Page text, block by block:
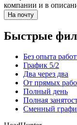
компании и в
На почту
Быстрые
Без опыта
График 5/2
Два через два
От прямых
Полный день
Полная
Сменный